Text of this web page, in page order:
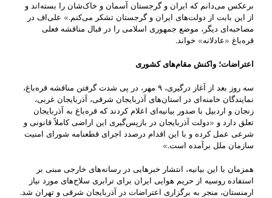
برعکس می‌دانم که ایران و گرجستان آسمان و خاک‌شان را بسته‌اند و
از این بابت از دولت‌های ایران و گرجستان تشکر می‌کنم.» علی‌اف در
مصاحبه‌ای دیگر، موضع جمهوری اسلامی را در قبال مناقشه فعلی
قره‌باغ «عادلانه» خواند.
اعتراضات؛ واکنش مقام‌های کشوری
سه روز بعد از آغاز درگیری، ۹ مهر، در پی شدت گرفتن مناقشه قره‌باغ،
نمایندگان خامنه‌ای در استان‌های آذربایجان ‌شرقی، آذربایجان ‌غربی،
زنجان و اردبیل با صدور بیانیه‌ای اعلام کردند که قره‌باغ به آذربایجان
تعلق دارد و «دولت آذربایجان در بازپس‌گیری این اراضی کاملاً قانونی و
شرعی عمل کرده و با این اقدام درصدد اجرای قطعنامه شورای امنیت
سازمان ملل برآمده است.»
همزمان با این بیانیه، انتشار خبرهایی در رسانه‌های خارجی مبنی بر
استفاده روسیه از حریم هوایی ایران برای ترابری سلاح‌های مورد نیاز
ارمنستان، منجر به برگزاری اعتراضات در آذربایجان شرقی و تهران شد.